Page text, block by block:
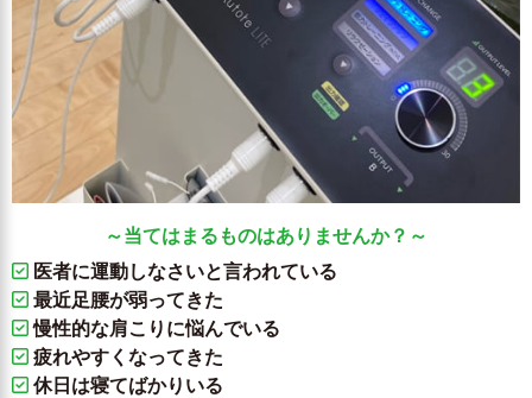
～当てはまるものはありませんか？～
医者に運動しなさいと言われている
最近足腰が弱ってきた
慢性的な肩こりに悩んでいる
疲れやすくなってきた
休日は寝てばかりいる